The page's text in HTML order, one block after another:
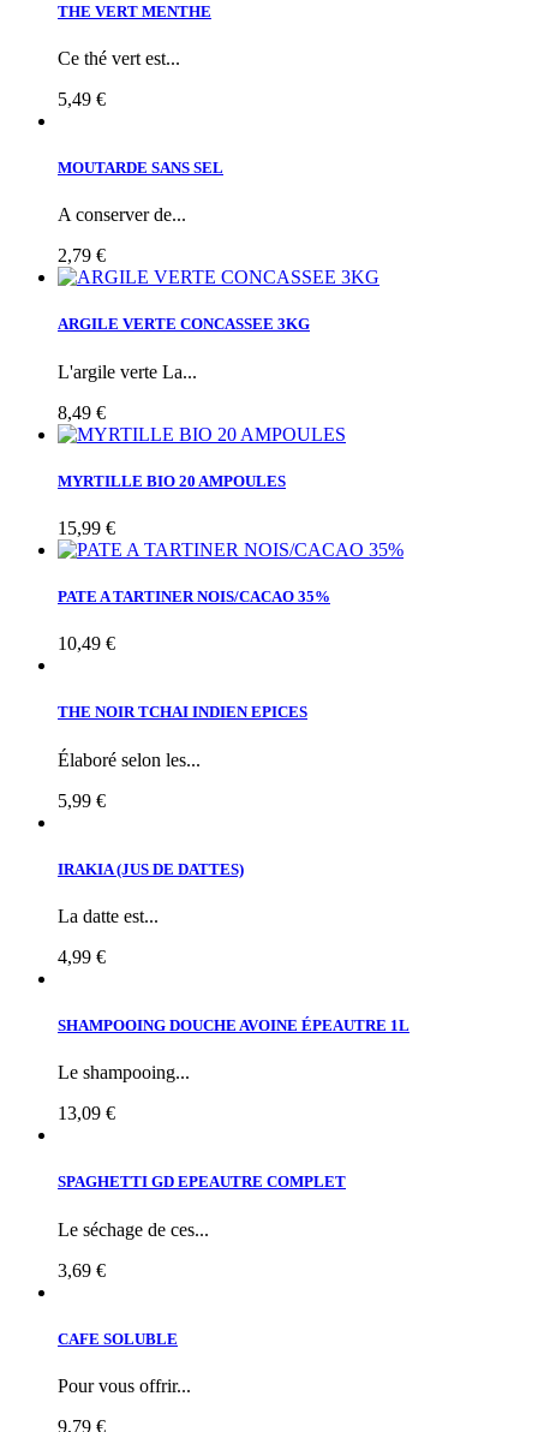
THE VERT MENTHE
Ce thé vert est...
5,49 €
MOUTARDE SANS SEL
A conserver de...
2,79 €
ARGILE VERTE CONCASSEE 3KG
L'argile verte La...
8,49 €
MYRTILLE BIO 20 AMPOULES
15,99 €
PATE A TARTINER NOIS/CACAO 35%
10,49 €
THE NOIR TCHAI INDIEN EPICES
Élaboré selon les...
5,99 €
IRAKIA (JUS DE DATTES)
La datte est...
4,99 €
SHAMPOOING DOUCHE AVOINE ÉPEAUTRE 1L
Le shampooing...
13,09 €
SPAGHETTI GD EPEAUTRE COMPLET
Le séchage de ces...
3,69 €
CAFE SOLUBLE
Pour vous offrir...
9,79 €